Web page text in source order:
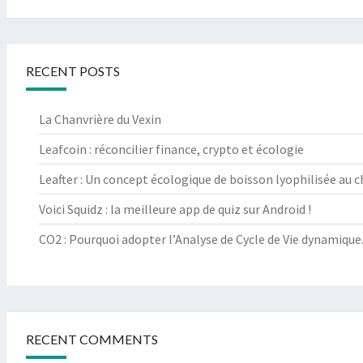
RECENT POSTS
La Chanvrière du Vexin
Leafcoin : réconcilier finance, crypto et écologie
Leafter : Un concept écologique de boisson lyophilisée au
Voici Squidz : la meilleure app de quiz sur Android !
CO2 : Pourquoi adopter l’Analyse de Cycle de Vie dynamique.
RECENT COMMENTS